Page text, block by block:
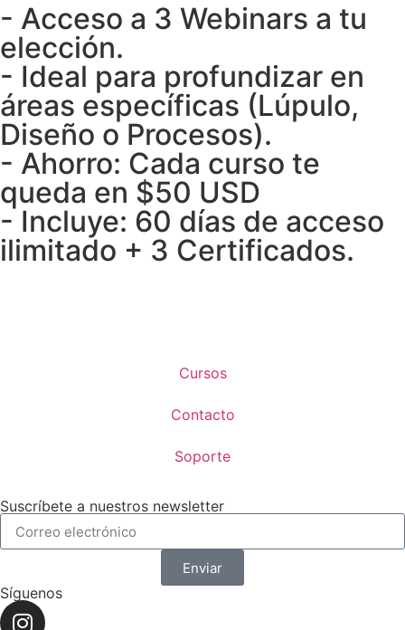
- Acceso a 3 Webinars a tu
elección.
- Ideal para profundizar en
áreas específicas (Lúpulo,
Diseño o Procesos).
- Ahorro: Cada curso te
queda en $50 USD
- Incluye: 60 días de acceso
ilimitado + 3 Certificados.
Cursos
Contacto
Soporte
Suscríbete a nuestros newsletter
Enviar
Síguenos